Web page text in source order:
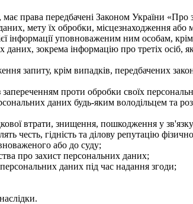
права передбачені Законом України «Про
мету їх обробки, місцезнаходження
інформації уповноваженим ним особам,
зокрема інформацію про третіх осіб,
запиту, крім випадків, передбачених
проти обробки своїх
даних будь-яким володільцем та
втрати, знищення, пошкодження у
честь, гідність та ділову репутацію
або до суду;
про захист персональних даних;
даних під час надання згоди;